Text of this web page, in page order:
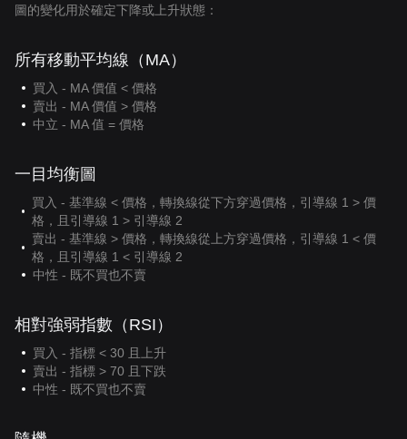
圖的變化用於確定下降或上升狀態：
所有移動平均線（MA）
買入 - MA 價值 < 價格
賣出 - MA 價值 > 價格
中立 - MA 值 = 價格
一目均衡圖
買入 - 基準線 < 價格，轉換線從下方穿過價格，引導線 1 > 價
格，且引導線 1 > 引導線 2
賣出 - 基準線 > 價格，轉換線從上方穿過價格，引導線 1 < 價
格，且引導線 1 < 引導線 2
中性 - 既不買也不賣
相對強弱指數（RSI）
買入 - 指標 < 30 且上升
賣出 - 指標 > 70 且下跌
中性 - 既不買也不賣